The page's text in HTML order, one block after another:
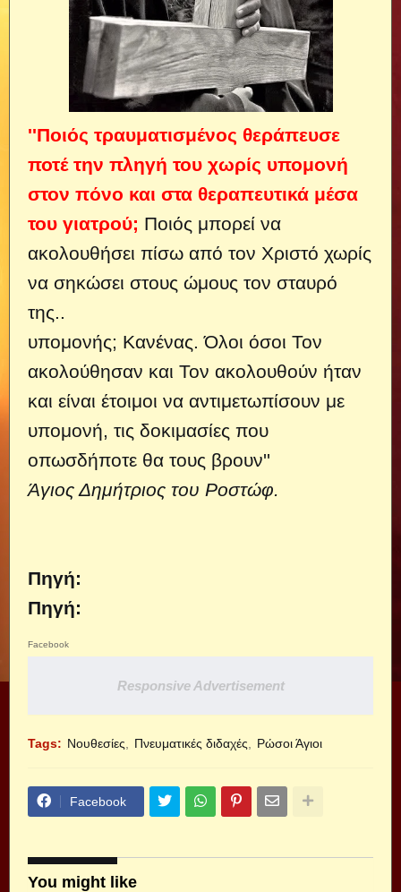
''Ποιός τραυματισμένος θεράπευσε
ποτέ την πληγή του χωρίς υπομονή
στον πόνο και στα θεραπευτικά μέσα
του γιατρού; Ποιός μπορεί να
ακολουθήσει πίσω από τον Χριστό χωρίς
να σηκώσει στους ώμους τον σταυρό
της..
υπομονής; Κανένας. Όλοι όσοι Τον
ακολούθησαν και Τον ακολουθούν ήταν
και είναι έτοιμοι να αντιμετωπίσουν με
υπομονή, τις δοκιμασίες που
οπωσδήποτε θα τους βρουν''
Άγιος Δημήτριος του Ροστώφ.
Πηγή:
Πηγή:
Facebook
Responsive Advertisement
Tags: Νουθεσίες Πνευματικές διδαχές Ρώσοι Άγιοι
Facebook
You might like